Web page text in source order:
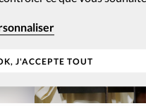
J'ACCEPTE TOUT